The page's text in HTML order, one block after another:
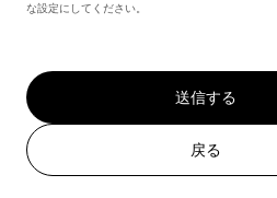
な設定にしてください。
送信する
戻る